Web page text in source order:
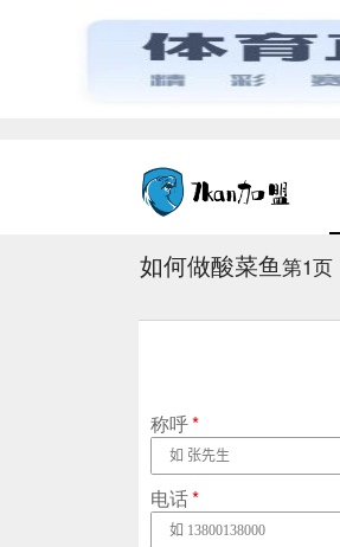
如何做酸菜鱼第1页
称呼*
电话*